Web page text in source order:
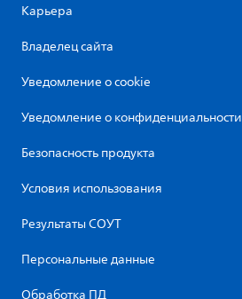
Карьера
Владелец сайта
Уведомление о cookie
Уведомление о конфиденциальности
Безопасность продукта
Условия использования
Результаты СОУТ
Персональные данные